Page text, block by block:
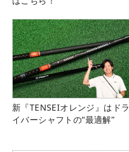
新『TENSEIオレンジ』はドラ
イバーシャフトの“最適解”